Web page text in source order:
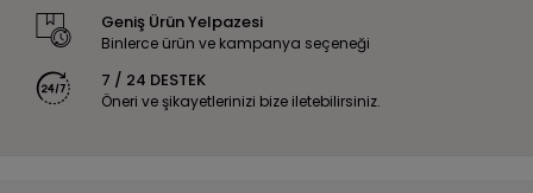
Geniş Ürün Yelpazesi
Binlerce ürün ve kampanya seçeneği
7 / 24 DESTEK
Öneri ve şikayetlerinizi bize iletebilirsiniz.